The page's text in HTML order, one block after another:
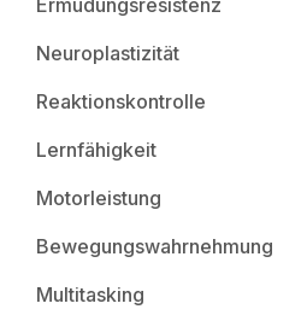
Ermüdungsresistenz
Neuroplastizität
Reaktionskontrolle
Lernfähigkeit
Motorleistung
Bewegungswahrnehmung
Multitasking